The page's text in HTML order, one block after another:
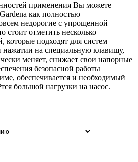
применения Вы можете
как полностью
недорогие с упрощенной
стоит отметить несколько
которые подходят для систем
нажатии на специальную клавишу,
меняет, снижает свои напорные
безопасной работы
обеспечивается и необходимый
большой нагрузки на насос.